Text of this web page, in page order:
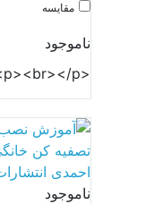
مقایسه
ناموجود
ناموجود